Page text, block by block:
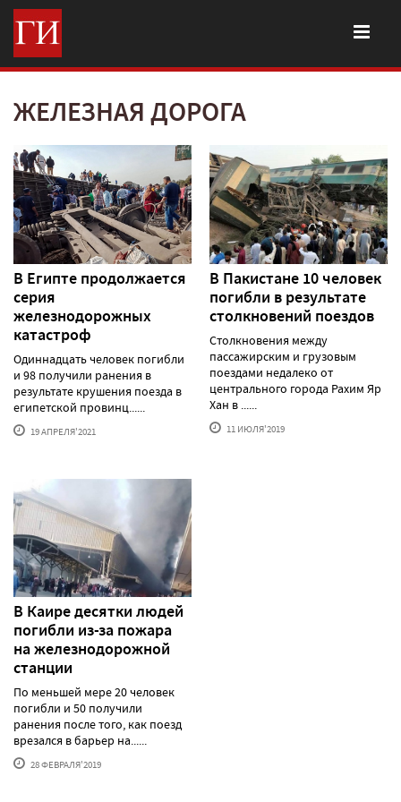
ЖЕЛЕЗНАЯ ДОРОГА
В Египте продолжается
серия
железнодорожных
катастроф
Одиннадцать человек погибли
и 98 получили ранения в
результате крушения поезда в
египетской провинц......
19 АПРЕЛЯ'2021
В Пакистане 10 человек
погибли в результате
столкновений поездов
Столкновения между
пассажирским и грузовым
поездами недалеко от
центрального города Рахим Яр
Хан в ......
11 ИЮЛЯ'2019
В Каире десятки людей
погибли из-за пожара
на железнодорожной
станции
По меньшей мере 20 человек
погибли и 50 получили
ранения после того, как поезд
врезался в барьер на......
28 ФЕВРАЛЯ'2019